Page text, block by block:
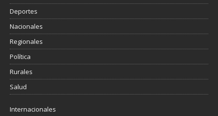
Deportes
Nacionales
Regionales
Política
Rurales
Salud
Internacionales